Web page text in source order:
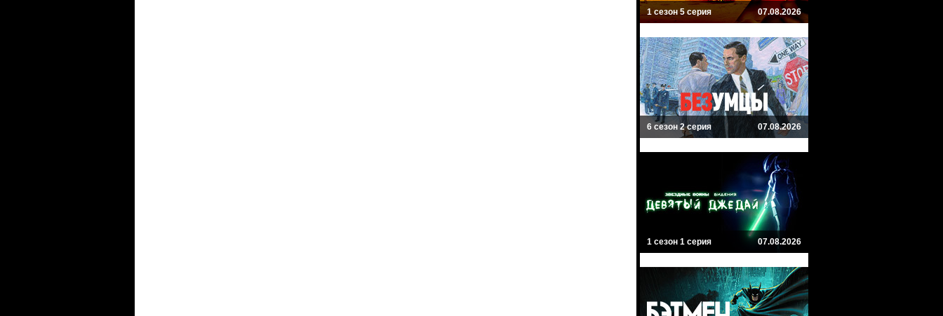
1 сезон 5 серия 07.08.2026
6 сезон 2 серия 07.08.2026
1 сезон 1 серия 07.08.2026